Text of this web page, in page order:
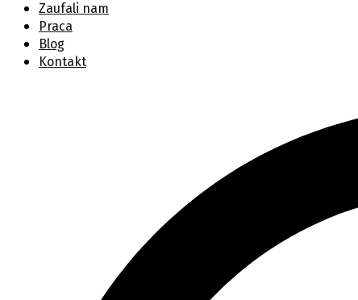
Zaufali nam
Praca
Blog
Kontakt